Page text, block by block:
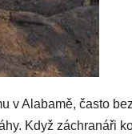
v Alabamě, často
Když záchranáři